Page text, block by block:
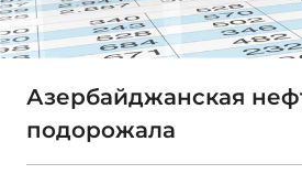
Азербайджанская
подорожала